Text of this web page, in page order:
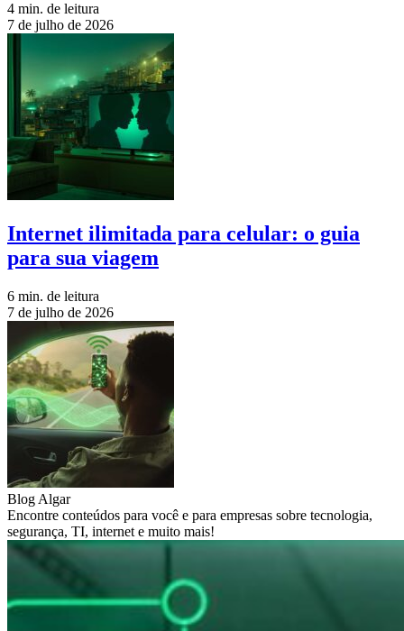
4 min. de leitura
7 de julho de 2026
Internet ilimitada para celular: o guia
para sua viagem
6 min. de leitura
7 de julho de 2026
Blog Algar
Encontre conteúdos para você e para empresas sobre tecnologia,
segurança, TI, internet e muito mais!